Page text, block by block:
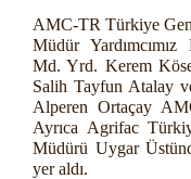
AMC-TR Türkiye
Müdür Yardımcımız
Md. Yrd. Kerem
Salih Tayfun Atalay
Alperen Ortaçay
Ayrıca Agrifac
Müdürü Uygar
yer aldı.